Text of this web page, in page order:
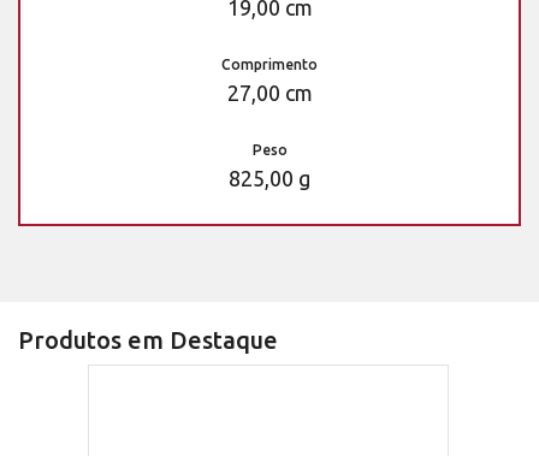
19,00 cm
Comprimento
27,00 cm
Peso
825,00 g
Produtos em Destaque